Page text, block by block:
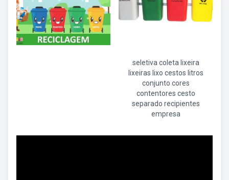
seletiva coleta lixeira
lixeiras lixo cestos litros
conjunto cores
contentores cesto
separado recipientes
empresa